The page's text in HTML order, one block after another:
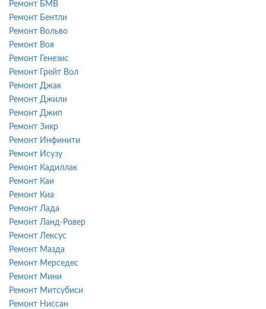
Ремонт БМВ
Ремонт Бентли
Ремонт Вольво
Ремонт Воя
Ремонт Генезис
Ремонт Грейт Вол
Ремонт Джак
Ремонт Джили
Ремонт Джип
Ремонт Зикр
Ремонт Инфинити
Ремонт Исузу
Ремонт Кадиллак
Ремонт Каи
Ремонт Киа
Ремонт Лада
Ремонт Ланд-Ровер
Ремонт Лексус
Ремонт Мазда
Ремонт Мерседес
Ремонт Мини
Ремонт Митсубиси
Ремонт Ниссан